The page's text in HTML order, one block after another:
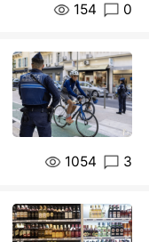
154 0
1054 3